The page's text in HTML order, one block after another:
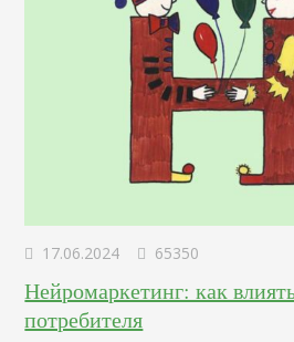
17.06.2024 65350
Нейромаркетинг: как
потребителя